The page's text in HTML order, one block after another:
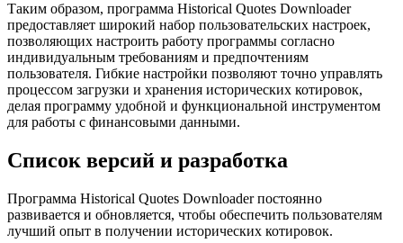
Таким образом, программа Historical Quotes Downloader
предоставляет широкий набор пользовательских настроек,
позволяющих настроить работу программы согласно
индивидуальным требованиям и предпочтениям
пользователя. Гибкие настройки позволяют точно управлять
процессом загрузки и хранения исторических котировок,
делая программу удобной и функциональной инструментом
для работы с финансовыми данными.
Список версий и разработка
Программа Historical Quotes Downloader постоянно
развивается и обновляется, чтобы обеспечить пользователям
лучший опыт в получении исторических котировок.